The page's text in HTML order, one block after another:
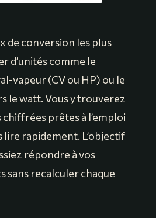
de conversion les plus
d’unités comme le
vapeur (CV ou HP) ou le
le watt. Vous y trouverez
chiffrées prêtes à l’emploi
lire rapidement. L’objectif
répondre à vos
sans recalculer chaque